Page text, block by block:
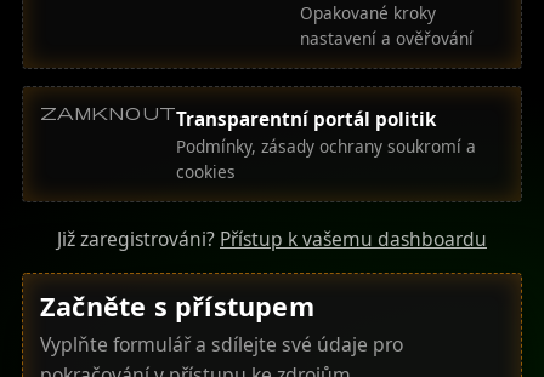
Opakované kroky
nastavení a ověřování
zamknoutTransparentní portál politik
Podmínky, zásady ochrany soukromí a
cookies
Již zaregistrováni? Přístup k vašemu dashboardu
Začněte s přístupem
Vyplňte formulář a sdílejte své údaje pro